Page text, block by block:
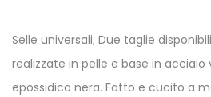
Selle universali; Due taglie
realizzate in pelle e base in
epossidica nera. Fatto e cucito a